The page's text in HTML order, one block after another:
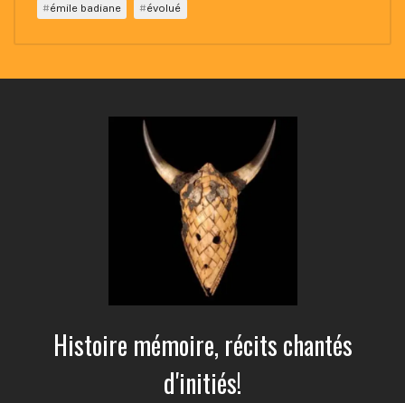
émile badiane
évolué
Histoire mémoire, récits chantés
d'initiés!